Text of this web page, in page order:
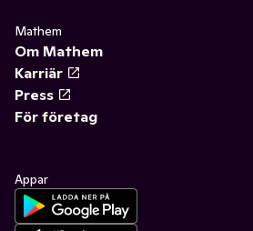
Mathem
Om Mathem
Karriär
Press
För företag
Appar